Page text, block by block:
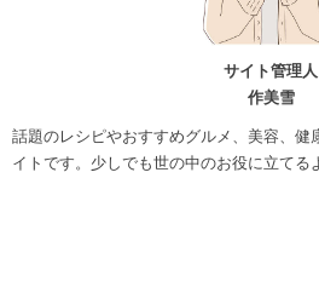
サイト管理人
作美雪
話題のレシピやおすすめグルメ、美容、健
イトです。少しでも世の中のお役に立てる